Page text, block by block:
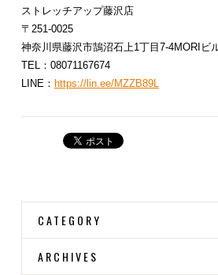
ストレッチアップ藤沢店
〒251-0025
神奈川県藤沢市鵠沼石上1丁目7-4MORIビ
TEL：08071167674
LINE： https://lin.ee/MZZB89L
CATEGORY
ARCHIVES